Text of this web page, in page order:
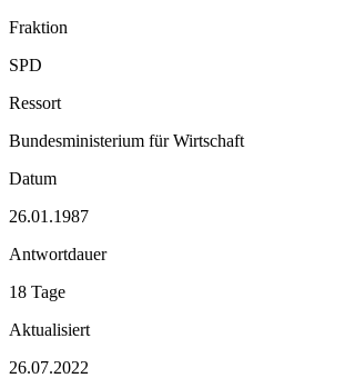
Fraktion
SPD
Ressort
Bundesministerium für Wirtschaft
Datum
26.01.1987
Antwortdauer
18 Tage
Aktualisiert
26.07.2022